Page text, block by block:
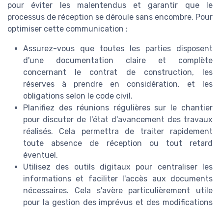
pour éviter les malentendus et garantir que le
processus de réception se déroule sans encombre. Pour
optimiser cette communication :
Assurez-vous que toutes les parties disposent
d'une documentation claire et complète
concernant le contrat de construction, les
réserves à prendre en considération, et les
obligations selon le code civil.
Planifiez des réunions régulières sur le chantier
pour discuter de l'état d'avancement des travaux
réalisés. Cela permettra de traiter rapidement
toute absence de réception ou tout retard
éventuel.
Utilisez des outils digitaux pour centraliser les
informations et faciliter l'accès aux documents
nécessaires. Cela s'avère particulièrement utile
pour la gestion des imprévus et des modifications